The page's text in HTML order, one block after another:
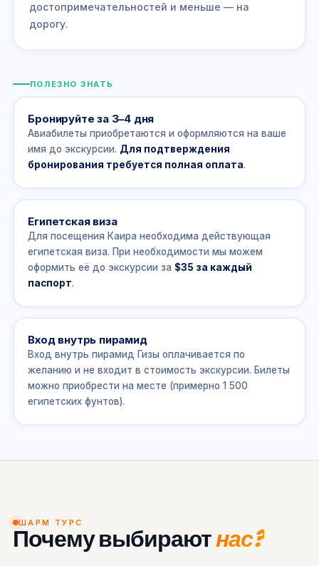
достопримечательностей и меньше — на
дорогу.
ПОЛЕЗНО ЗНАТЬ
Бронируйте за 3–4 дня
Авиабилеты приобретаются и оформляются на ваше
имя до экскурсии. Для подтверждения
бронирования требуется полная оплата.
Египетская виза
Для посещения Каира необходима действующая
египетская виза. При необходимости мы можем
оформить её до экскурсии за $35 за каждый
паспорт.
Вход внутрь пирамид
Вход внутрь пирамид Гизы оплачивается по
желанию и не входит в стоимость экскурсии. Билеты
можно приобрести на месте (примерно 1 500
египетских фунтов).
ШАРМ ТУРС
Почему выбираютнас?